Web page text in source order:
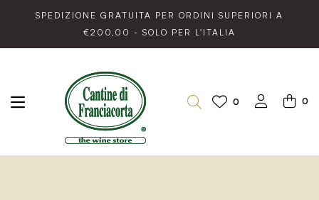
SPEDIZIONE GRATUITA PER ORDINI SUPERIORI A
€200,00 - SOLO PER L'ITALIA
0 0